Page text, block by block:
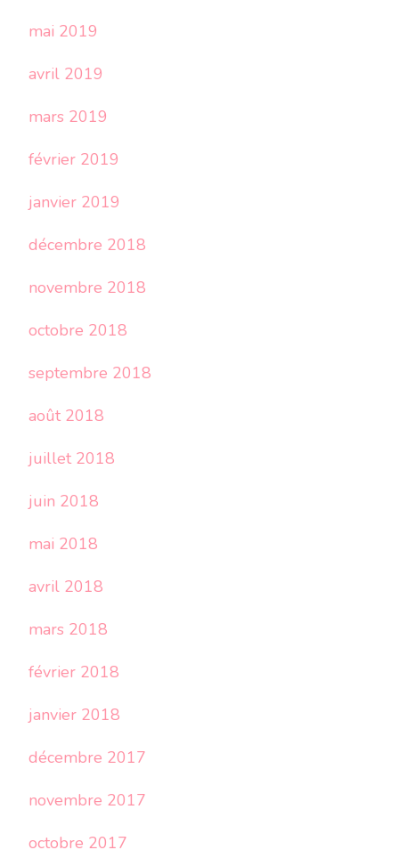
mai 2019
avril 2019
mars 2019
février 2019
janvier 2019
décembre 2018
novembre 2018
octobre 2018
septembre 2018
août 2018
juillet 2018
juin 2018
mai 2018
avril 2018
mars 2018
février 2018
janvier 2018
décembre 2017
novembre 2017
octobre 2017